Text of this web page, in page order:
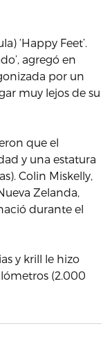
‘Happy Feet’.
agregó en
por un
muy lejos de su
que el
y una estatura
Colin Miskelly,
Zelanda,
durante el
y krill le hizo
(2.000